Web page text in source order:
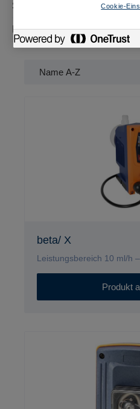
Sensoren
Ersatzteile und Zubehör
beta/ X
Leistungsbereich 10 ml/h
Produkt
Cookie-